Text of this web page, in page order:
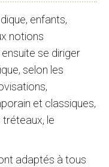
enfants,
notions
se diriger
selon les
et classiques,
le
adaptés à tous